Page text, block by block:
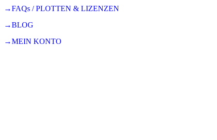
→FAQs / PLOTTEN & LIZENZEN
→BLOG
→MEIN KONTO